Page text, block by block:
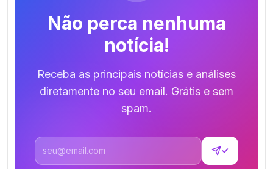
Não perca nenhuma
notícia!
Receba as principais notícias e análises
diretamente no seu email. Grátis e sem
spam.
Endereço de email
✓